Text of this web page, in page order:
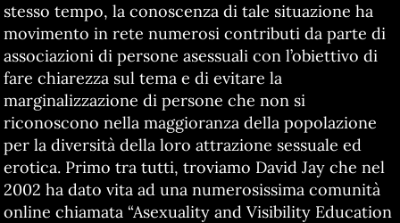
stesso tempo, la conoscenza di tale situazione ha
movimento in rete numerosi contributi da parte di
associazioni di persone asessuali con l’obiettivo di
fare chiarezza sul tema e di evitare la
marginalizzazione di persone che non si
riconoscono nella maggioranza della popolazione
per la diversità della loro attrazione sessuale ed
erotica. Primo tra tutti, troviamo David Jay che nel
2002 ha dato vita ad una numerosissima comunità
online chiamata “Asexuality and Visibility Education